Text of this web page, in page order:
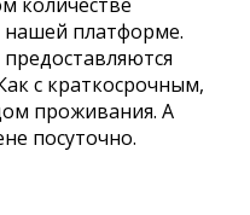
платформе.
с краткосрочным,
проживания. А
посуточно.